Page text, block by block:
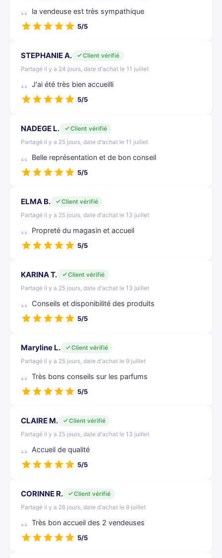
la vendeuse est très sympathique
5/5
STEPHANIE A.
Client vérifié
Partagé il y a 24 jours, date d'achat le 11 juillet
J'ai été très bien accueilli
5/5
NADEGE L.
Client vérifié
Partagé il y a 25 jours, date d'achat le 11 juillet
Belle représentation et de bon conseil
5/5
ELMA B.
Client vérifié
Partagé il y a 25 jours, date d'achat le 13 juillet
Propreté du magasin et accueil
5/5
KARINA T.
Client vérifié
Partagé il y a 25 jours, date d'achat le 13 juillet
Conseils et disponibilité des produits
5/5
Maryline L.
Client vérifié
Partagé il y a 25 jours, date d'achat le 9 juillet
Très bons conseils sur les parfums
5/5
CLAIRE M.
Client vérifié
Partagé il y a 25 jours, date d'achat le 13 juillet
Accueil de qualité
5/5
CORINNE R.
Client vérifié
Partagé il y a 26 jours, date d'achat le 9 juillet
Très bon accueil des 2 vendeuses
5/5